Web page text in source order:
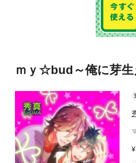
ｍｙ☆bud～俺に芽生